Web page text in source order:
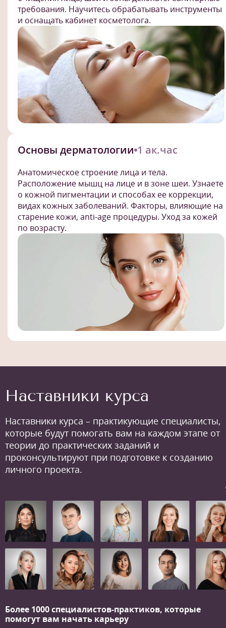
требования. Научитесь обрабатывать инструменты
и оснащать кабинет косметолога.
Основы дерматологии 1 ак.час
Анатомическое строение лица и тела.
Расположение мышц на лице и в зоне шеи. Узнаете
о кожной пигментации и способах ее коррекции,
видах кожных заболеваний. Факторы, влияющие на
старение кожи, anti-age процедуры. Уход за кожей
по возрасту.
Наставники курса
Наставники курса – практикующие специалисты,
которые будут помогать вам на каждом этапе от
теории до практических заданий и
проконсультируют при подготовке к созданию
личного проекта.
Более 1000 специалистов-практиков, которые
помогут вам начать карьеру